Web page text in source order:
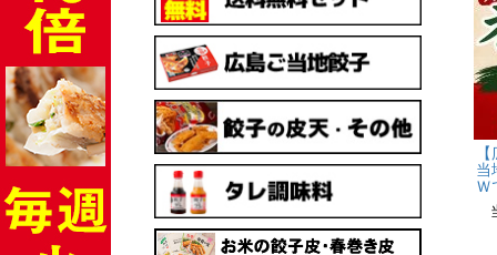
当
Ｗ